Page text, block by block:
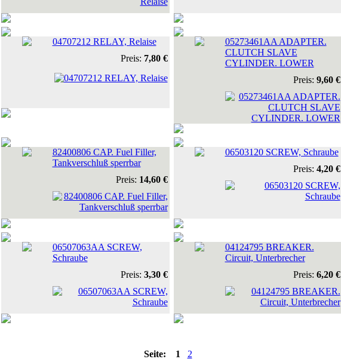
04707212 RELAY, Relaise
Preis: 7,80 €
05273461AA ADAPTER.
CLUTCH SLAVE
CYLINDER. LOWER
Preis: 9,60 €
82400806 CAP. Fuel Filler,
Tankverschluß sperrbar
Preis: 14,60 €
06503120 SCREW, Schraube
Preis: 4,20 €
06507063AA SCREW,
Schraube
Preis: 3,30 €
04124795 BREAKER.
Circuit, Unterbrecher
Preis: 6,20 €
Seite: 1 2